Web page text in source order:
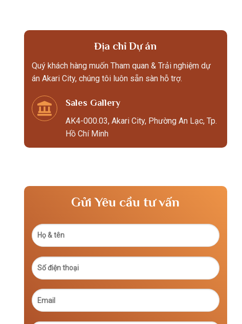
Địa chỉ Dự án
Quý khách hàng muốn Tham quan & Trải nghiệm dự
án Akari City, chúng tôi luôn sẵn sàn hỗ trợ.
Sales Gallery
AK4-000.03, Akari City, Phường An Lạc, Tp.
Hồ Chí Minh
Gửi Yêu cầu tư vấn